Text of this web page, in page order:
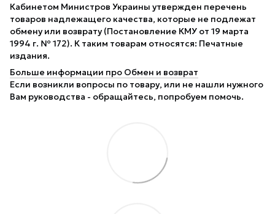
Кабинетом Министров Украины утвержден перечень
товаров надлежащего качества, которые не подлежат
обмену или возврату (Постановление КМУ от 19 марта
1994 г. № 172). К таким товарам относятся: Печатные
издания.
Больше информации про Обмен и возврат
Если возникли вопросы по товару, или не нашли нужного
Вам руководства - обращайтесь, попробуем помочь.